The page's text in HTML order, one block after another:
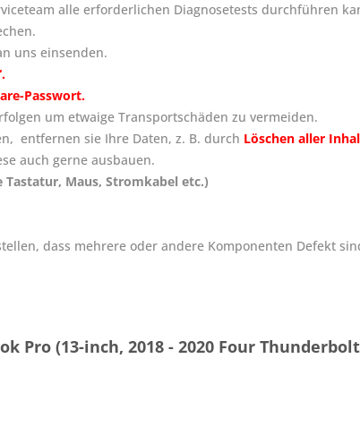
alle erforderlichen Diagnosetests durchführen
uns einsenden.
Passwort.
um etwaige Transportschäden zu vermeiden.
entfernen sie Ihre Daten, z. B. durch Löschen aller
auch gerne ausbauen.
Maus, Stromkabel etc.)
dass mehrere oder andere Komponenten Defekt
(13-inch, 2018 - 2020 Four